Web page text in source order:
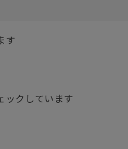
す
ックしています